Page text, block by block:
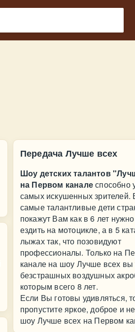
Передача Лучше всех
Шоу детских талантов
на Первом каналеспособно
самых искушенных зрителей.
самые талантливые дети
покажут Вам как в 6 лет
ездить на мотоцикле, а в 5
лыжах так, что позовидуют
профессионалы. Только на
канале на шоу Лучше всех вы
безстрашных воздушных
которым всего 8 лет.
Если Вы готовы удивляться,
пропустите яркое, доброе и
шоу Лучше всех на Первом